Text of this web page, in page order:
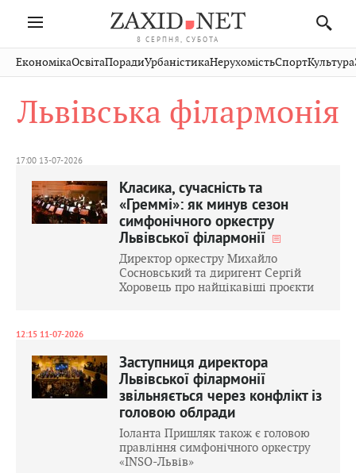
8 СЕРПНЯ, СУБОТА
Івано-
Франківськ
Тернопіль
Волинь
Рівне
Чернівці
Стрий
Хмельницький
Публікації
Авто СловкоКультура
Кіно Дім СпортКраєзнавство
ЕкономікаОсвітаПорадиУрбаністикаНерухомістьСпортКультура
Львівська філармонія
17:00 13-07-2026
Класика, сучасність та
«Греммі»: як минув сезон
симфонічного оркестру
Львівської філармонії
Директор оркестру Михайло
Сосновський та диригент Сергій
Хоровець про найцікавіші проєкти
12:15 11-07-2026
Заступниця директора
Львівської філармонії
звільняється через конфлікт із
головою облради
Іоланта Пришляк також є головою
правління симфонічного оркестру
«ІNSO-Львів»